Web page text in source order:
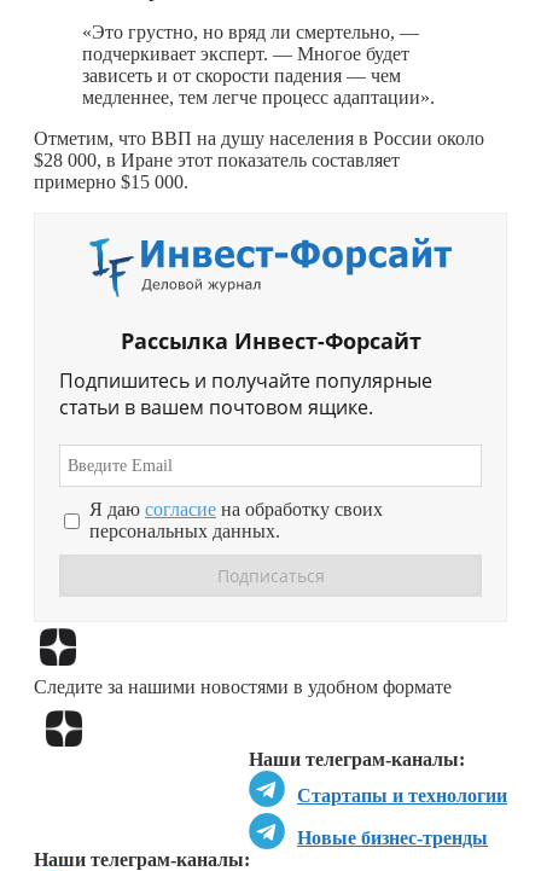
«Это грустно, но вряд ли смертельно, —
подчеркивает эксперт. — Многое будет
зависеть и от скорости падения — чем
медленнее, тем легче процесс адаптации».
Отметим, что ВВП на душу населения в России около
$28 000, в Иране этот показатель составляет
примерно $15 000.
Рассылка Инвест-Форсайт
Подпишитесь и получайте популярные
статьи в вашем почтовом ящике.
Я даю согласие на обработку своих
персональных данных.
Следите за нашими новостями в удобном формате
Наши телеграм-каналы:
Стартапы и технологии
Новые бизнес-тренды
Наши телеграм-каналы: